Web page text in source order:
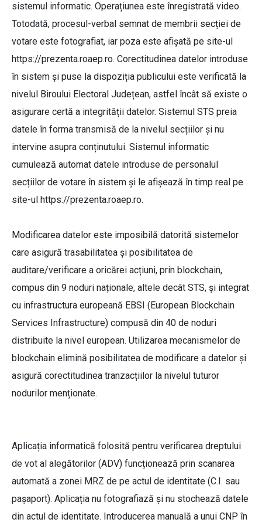
sistemul informatic. Operațiunea este înregistrată video.
Totodată, procesul-verbal semnat de membrii secției de
votare este fotografiat, iar poza este afișată pe site-ul
https://prezenta.roaep.ro. Corectitudinea datelor introduse
în sistem și puse la dispoziția publicului este verificată la
nivelul Biroului Electoral Județean, astfel încât să existe o
asigurare certă a integrității datelor. Sistemul STS preia
datele în forma transmisă de la nivelul secțiilor și nu
intervine asupra conținutului. Sistemul informatic
cumulează automat datele introduse de personalul
secțiilor de votare în sistem și le afișează în timp real pe
site-ul https://prezenta.roaep.ro.
Modificarea datelor este imposibilă datorită sistemelor
care asigură trasabilitatea și posibilitatea de
auditare/verificare a oricărei acțiuni, prin blockchain,
compus din 9 noduri naționale, altele decât STS, și integrat
cu infrastructura europeană EBSI (European Blockchain
Services Infrastructure) compusă din 40 de noduri
distribuite la nivel european. Utilizarea mecanismelor de
blockchain elimină posibilitatea de modificare a datelor și
asigură corectitudinea tranzacțiilor la nivelul tuturor
nodurilor menționate.
Aplicația informatică folosită pentru verificarea dreptului
de vot al alegătorilor (ADV) funcționează prin scanarea
automată a zonei MRZ de pe actul de identitate (C.I. sau
pașaport). Aplicația nu fotografiază și nu stochează datele
din actul de identitate. Introducerea manuală a unui CNP în